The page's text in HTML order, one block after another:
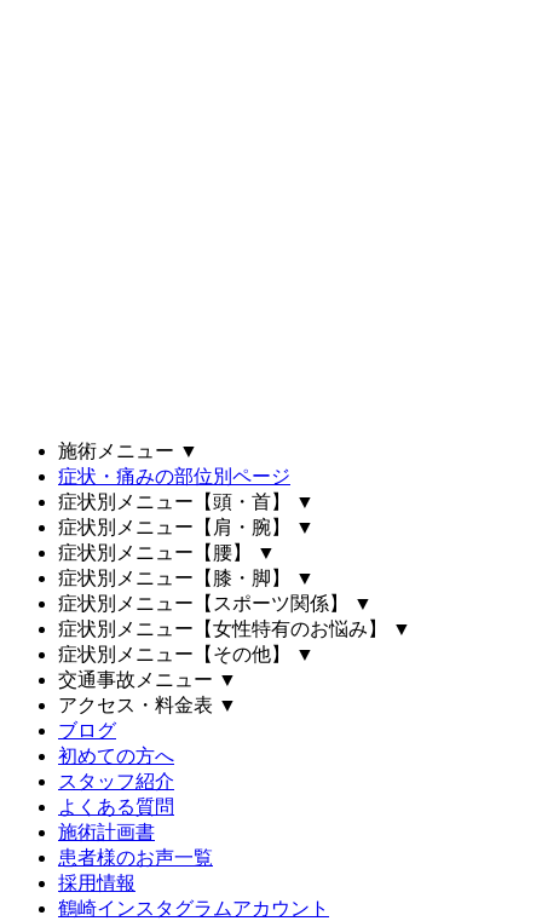
施術メニュー ▼
症状・痛みの部位別ページ
症状別メニュー【頭・首】
▼
症状別メニュー【肩・腕】
▼
症状別メニュー【腰】
▼
症状別メニュー【膝・脚】
▼
症状別メニュー【スポーツ関係】
▼
症状別メニュー【女性特有のお悩み】
▼
症状別メニュー【その他】
▼
交通事故メニュー ▼
アクセス・料金表 ▼
ブログ
初めての方へ
スタッフ紹介
よくある質問
施術計画書
患者様のお声一覧
採用情報
鶴崎インスタグラムアカウント